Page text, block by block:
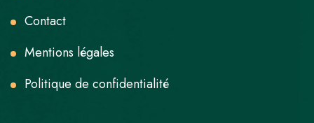
Contact
Mentions légales
Politique de confidentialité